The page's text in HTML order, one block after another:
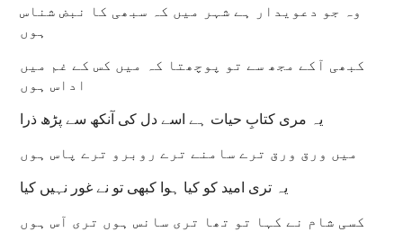
وہ جو دعویدار ہے شہر میں کہ سبھی کا نبض شناس
ہوں
کبھی آکے مجھ سے تو پوچھتا کہ میں کس کے غم میں
اداس ہوں
یہ مری کتابِ حیات ہے اسے دل کی آنکھ سے پڑھ ذرا
میں ورق ورق ترے سامنے ترے روبرو ترے پاس ہوں
یہ تری امید کو کیا ہوا کبھی تو نے غور نہیں کیا
کسی شام نے کہا تو تھا تری سانس ہوں تری آس ہوں